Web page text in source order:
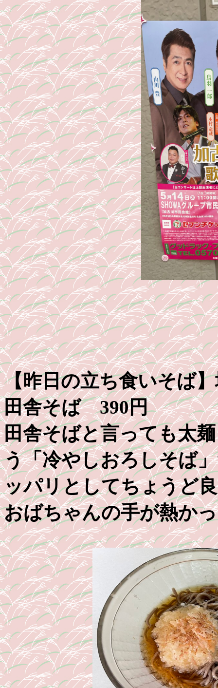
【昨日の立ち食いそば
田舎そば 390円
田舎そばと言っても太
う「冷やしおろしそば
ッパリとしてちょうど
おばちゃんの手が熱か